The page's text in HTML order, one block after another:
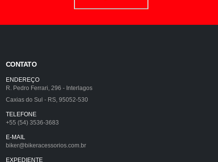
CONTATO
ENDEREÇO
R. Pedro Ferrari, 296 - Interlagos
Caxias do Sul - RS, 95052-530
TELEFONE
+55 (54) 3536-3683
E-MAIL
biker@bikeracessorios.com.br
EXPEDIENTE